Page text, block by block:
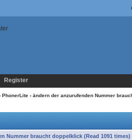
Register
PhonerLite › ändern der anzurufenden Nummer
Nummer braucht doppelklick (Read 1091 times)